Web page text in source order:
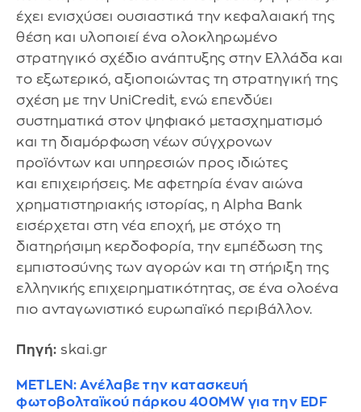
έχει ενισχύσει ουσιαστικά την κεφαλαιακή της
θέση και υλοποιεί ένα ολοκληρωμένο
στρατηγικό σχέδιο ανάπτυξης στην Ελλάδα και
το εξωτερικό, αξιοποιώντας τη στρατηγική της
σχέση με την UniCredit, ενώ επενδύει
συστηματικά στον ψηφιακό μετασχηματισμό
και τη διαμόρφωση νέων σύγχρονων
προϊόντων και υπηρεσιών προς ιδιώτες
και επιχειρήσεις. Με αφετηρία έναν αιώνα
χρηματιστηριακής ιστορίας, η Alpha Bank
εισέρχεται στη νέα εποχή, με στόχο τη
διατηρήσιμη κερδοφορία, την εμπέδωση της
εμπιστοσύνης των αγορών και τη στήριξη της
ελληνικής επιχειρηματικότητας, σε ένα ολοένα
πιο ανταγωνιστικό ευρωπαϊκό περιβάλλον.
Πηγή: skai.gr
METLEN: Ανέλαβε την κατασκευή
φωτοβολταϊκού πάρκου 400MW για την EDF